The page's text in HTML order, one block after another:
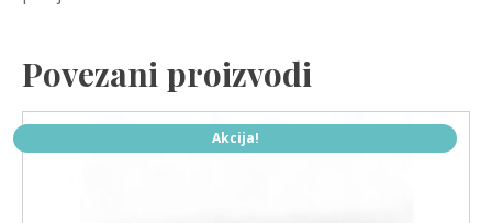
Povezani proizvodi
Akcija!